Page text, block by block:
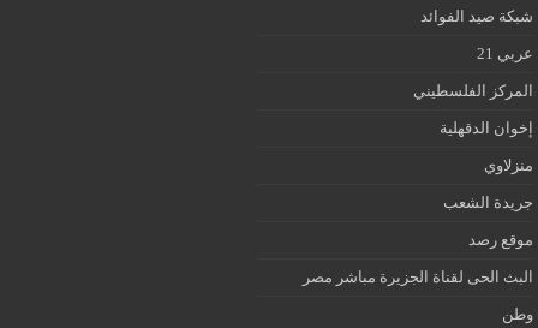
شبكة صيد الفوائد
عربي 21
المركز الفلسطيني
إخوان الدقهلية
منزلاوي
جريدة الشعب
موقع رصد
البث الحى لقناة الجزيرة مباشر مصر
وطن